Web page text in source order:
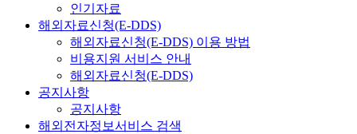
인기자료
해외자료신청(E-DDS)
해외자료신청(E-DDS) 이용 방법
비용지원 서비스 안내
해외자료신청(E-DDS)
공지사항
공지사항
해외전자정보서비스 검색